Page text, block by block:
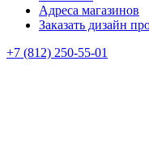
Адреса магазинов
Заказать дизайн
+7 (812) 250-55-01